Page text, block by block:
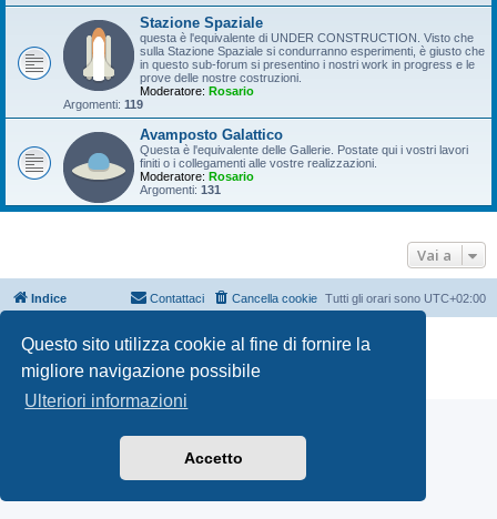
Questo sito utilizza cookie al fine di fornire la
migliore navigazione possibile
Ulteriori informazioni
Accetto
Stazione Spaziale
questa è l'equivalente di UNDER CONSTRUCTION. Visto che
sulla Stazione Spaziale si condurranno esperimenti, è giusto che
in questo sub-forum si presentino i nostri work in progress e le
prove delle nostre costruzioni.
Moderatore: Rosario
Argomenti: 119
Avamposto Galattico
Questa è l'equivalente delle Gallerie. Postate qui i vostri lavori
finiti o i collegamenti alle vostre realizzazioni.
Moderatore: Rosario
Argomenti: 131
Vai a
Indice Tutti gli orari sono UTC+02:00
Cancella cookie
Contattaci
Creato da
® Forum Software © phpBB Limited
Privacy|Condizioni